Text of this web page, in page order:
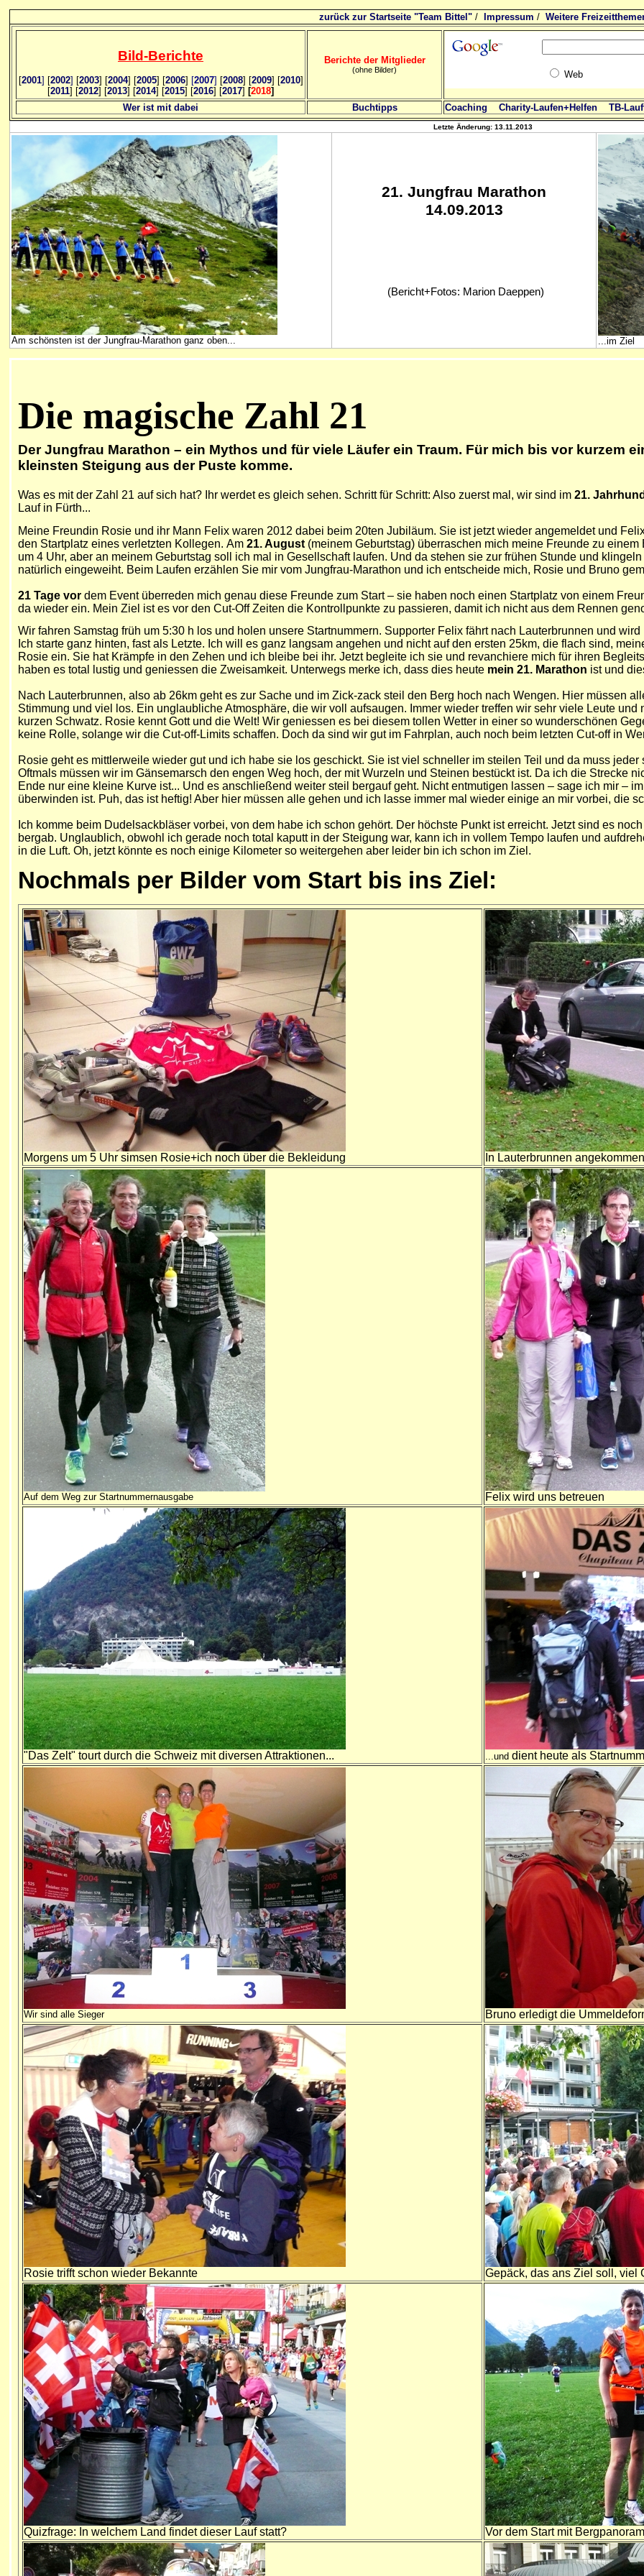
zurück zur Startseite "Team Bittel"/ Impressum / Weitere
Bild-Berichte
[2001] [2002] [2003] [2004] [2005] [2006] [2007] [2008] [2009] [2010]
[2011] [2012] [2013] [2014] [2015] [2016] [2017] [2018]
Berichte der Mitglieder
(ohne Bilder) Web
Wer ist mit dabei Buchtipps Coaching Charity-Laufen+Helfen TB-
Letzte Änderung: 13.11.2013
Am schönsten ist der Jungfrau-Marathon ganz oben...
21. Jungfrau Marathon
14.09.2013
(Bericht+Fotos: Marion Daeppen)
...im Ziel
Die magische Zahl 21
Der Jungfrau Marathon – ein Mythos und für viele Läufer ein Traum. Für mich bis vor kurzem
kleinsten Steigung aus der Puste komme.
Was es mit der Zahl 21 auf sich hat? Ihr werdet es gleich sehen. Schritt für Schritt: Also zuerst mal, wir sind im 21.
Lauf in Fürth...
Meine Freundin Rosie und ihr Mann Felix waren 2012 dabei beim 20ten Jubiläum. Sie ist jetzt wieder angemeldet und
den Startplatz eines verletzten Kollegen. Am 21. August (meinem Geburtstag) überraschen mich meine Freunde zu
um 4 Uhr, aber an meinem Geburtstag soll ich mal in Gesellschaft laufen. Und da stehen sie zur frühen Stunde und
natürlich eingeweiht. Beim Laufen erzählen Sie mir vom Jungfrau-Marathon und ich entscheide mich, Rosie und Bruno
21 Tage vor dem Event überreden mich genau diese Freunde zum Start – sie haben noch einen Startplatz von einem
da wieder ein. Mein Ziel ist es vor den Cut-Off Zeiten die Kontrollpunkte zu passieren, damit ich nicht aus dem Rennen
Wir fahren Samstag früh um 5:30 h los und holen unsere Startnummern. Supporter Felix fährt nach Lauterbrunnen und
Ich starte ganz hinten, fast als Letzte. Ich will es ganz langsam angehen und nicht auf den ersten 25km, die flach sind,
Rosie ein. Sie hat Krämpfe in den Zehen und ich bleibe bei ihr. Jetzt begleite ich sie und revanchiere mich für ihren
haben es total lustig und geniessen die Zweisamkeit. Unterwegs merke ich, dass dies heute mein 21. Marathon ist und
Nach Lauterbrunnen, also ab 26km geht es zur Sache und im Zick-zack steil den Berg hoch nach Wengen. Hier müssen
Stimmung und viel los. Ein unglaubliche Atmosphäre, die wir voll aufsaugen. Immer wieder treffen wir sehr viele Leute
kurzen Schwatz. Rosie kennt Gott und die Welt! Wir geniessen es bei diesem tollen Wetter in einer so wunderschönen
keine Rolle, solange wir die Cut-off-Limits schaffen. Doch da sind wir gut im Fahrplan, auch noch beim letzten Cut-off in
Rosie geht es mittlerweile wieder gut und ich habe sie los geschickt. Sie ist viel schneller im steilen Teil und da muss
Oftmals müssen wir im Gänsemarsch den engen Weg hoch, der mit Wurzeln und Steinen bestückt ist. Da ich die Strecke
Ende nur eine kleine Kurve ist... Und es anschließend weiter steil bergauf geht. Nicht entmutigen lassen – sage ich mir –
überwinden ist. Puh, das ist heftig! Aber hier müssen alle gehen und ich lasse immer mal wieder einige an mir vorbei, die
Ich komme beim Dudelsackbläser vorbei, von dem habe ich schon gehört. Der höchste Punkt ist erreicht. Jetzt sind es
bergab. Unglaublich, obwohl ich gerade noch total kaputt in der Steigung war, kann ich in vollem Tempo laufen und
in die Luft. Oh, jetzt könnte es noch einige Kilometer so weitergehen aber leider bin ich schon im Ziel.
Nochmals per Bilder vom Start bis ins Ziel:
Morgens um 5 Uhr simsen Rosie+ich noch über die Bekleidung In Lauterbrunnen angekommen
Auf dem Weg zur Startnummernausgabe Felix wird uns betreuen
"Das Zelt" tourt durch die Schweiz mit diversen Attraktionen... ...und dient heute als
Wir sind alle Sieger Bruno erledigt die
Rosie trifft schon wieder Bekannte Gepäck, das ans Ziel soll, viel
Quizfrage: In welchem Land findet dieser Lauf statt? Vor dem Start mit